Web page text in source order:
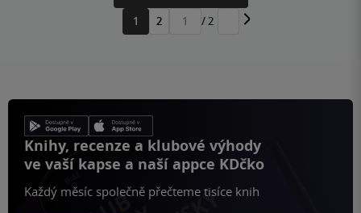
1 2
Přejít
/ 2
Knihy, recenze a klubové výhody
ve vaší kapse a naší appce KDčko
Každý měsíc společně přečteme tisíce knih